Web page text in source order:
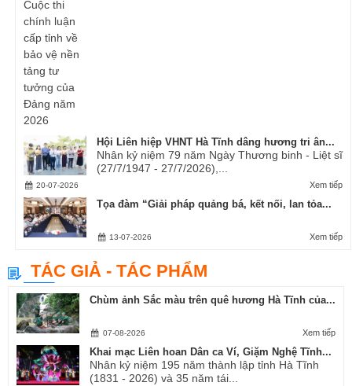
Hội Liên hiệp VHNT Hà Tĩnh dâng hương tri ân...
Nhân kỷ niệm 79 năm Ngày Thương binh - Liệt sĩ
(27/7/1947 - 27/7/2026),...
Xem tiếp
20-07-2026
Tọa đàm “Giải pháp quảng bá, kết nối, lan tỏa...
Xem tiếp
13-07-2026
TÁC GIẢ - TÁC PHẨM
Chùm ảnh Sắc màu trên quê hương Hà Tĩnh của...
Xem tiếp
07-08-2026
Khai mạc Liên hoan Dân ca Ví, Giặm Nghệ Tĩnh...
Nhân kỷ niệm 195 năm thành lập tỉnh Hà Tĩnh
(1831 - 2026) và 35 năm tái...